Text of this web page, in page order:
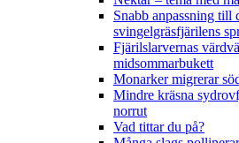
Snabb anpassning till
svingelgräsfjärilens
Fjärilslarvernas
midsommarbukett
Monarker migrerar
Mindre kräsna
norrut
Vad tittar du på?